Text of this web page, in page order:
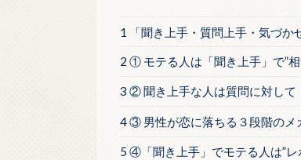
1 「聞き上手・質問上手・気づか
2 ① モテる人は「聞き上手」で”
3 ② 聞き上手な人は質問に対して
4 ③ 男性が恋に落ちる３段階のメ
5 ④「聞き上手」でモテる人は”レ